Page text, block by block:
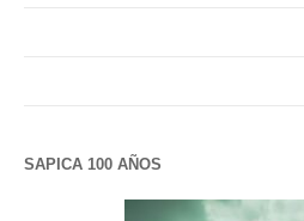
SAPICA 100 AÑOS